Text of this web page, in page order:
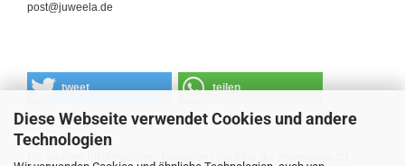
Diese Webseite verwendet Cookies und andere
Technologien
post@juweela.de
tweet teilen